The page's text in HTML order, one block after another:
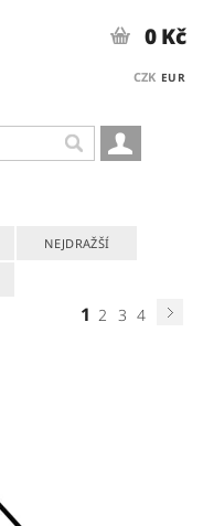
CZK EUR
0 Kč
NEJDRAŽŠÍ
1 2 3 4